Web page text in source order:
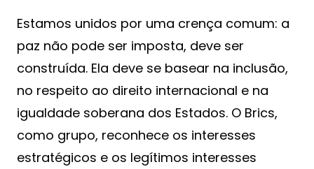
Estamos unidos por uma crença comum: a
paz não pode ser imposta, deve ser
construída. Ela deve se basear na inclusão,
no respeito ao direito internacional e na
igualdade soberana dos Estados. O Brics,
como grupo, reconhece os interesses
estratégicos e os legítimos interesses